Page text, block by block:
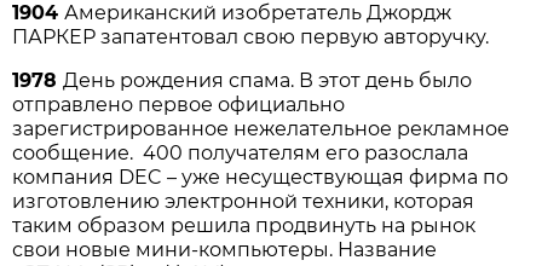
1904Американский изобретатель Джордж
ПАРКЕР запатентовал свою первую авторучку.
1978День рождения спама. В этот день было
отправлено первое официально
зарегистрированное нежелательное рекламное
сообщение. 400 получателям его разослала
компания DEC – уже несуществующая фирма по
изготовлению электронной техники, которая
таким образом решила продвинуть на рынок
свои новые мини-компьютеры. Название